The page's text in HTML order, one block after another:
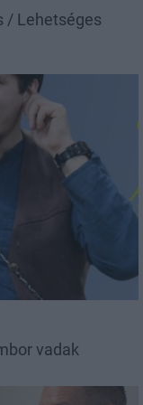
/ Lehetséges
vadak